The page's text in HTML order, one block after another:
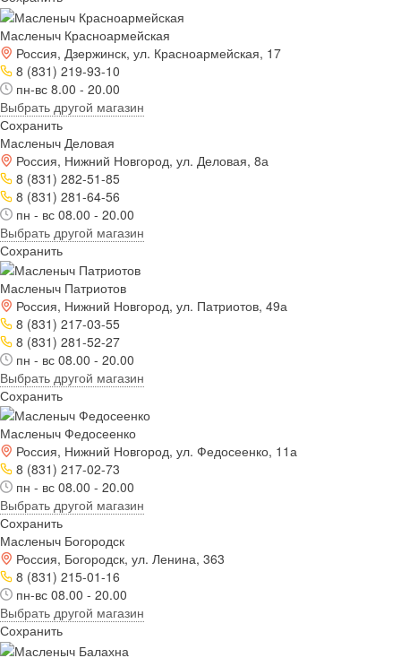
Масленыч Красноармейская
Россия, Дзержинск, ул. Красноармейская, 17
8 (831) 219-93-10
пн-вс 8.00 - 20.00
Выбрать другой магазин
Сохранить
Масленыч Деловая
Россия, Нижний Новгород, ул. Деловая, 8а
8 (831) 282-51-85
8 (831) 281-64-56
пн - вс 08.00 - 20.00
Выбрать другой магазин
Сохранить
Масленыч Патриотов
Россия, Нижний Новгород, ул. Патриотов, 49а
8 (831) 217-03-55
8 (831) 281-52-27
пн - вс 08.00 - 20.00
Выбрать другой магазин
Сохранить
Масленыч Федосеенко
Россия, Нижний Новгород, ул. Федосеенко, 11а
8 (831) 217-02-73
пн - вс 08.00 - 20.00
Выбрать другой магазин
Сохранить
Масленыч Богородск
Россия, Богородск, ул. Ленина, 363
8 (831) 215-01-16
пн-вс 08.00 - 20.00
Выбрать другой магазин
Сохранить